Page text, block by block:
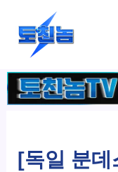
건
너
[독일 분